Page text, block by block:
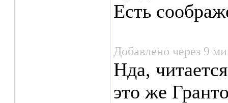
Есть
Добавлено через 9
Нда,
это же